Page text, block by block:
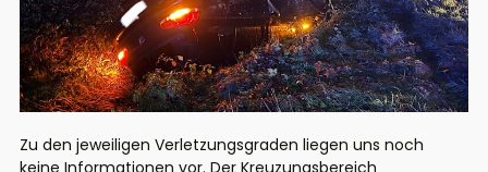
Zu den jeweiligen Verletzungsgraden liegen uns noch
keine Informationen vor. Der Kreuzungsbereich